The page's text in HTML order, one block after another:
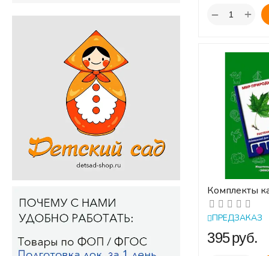
+
−
Комплекты
Растения (2)
ЛОГИКО-
ПРЕДЗАКАЗ
‍395‍руб.